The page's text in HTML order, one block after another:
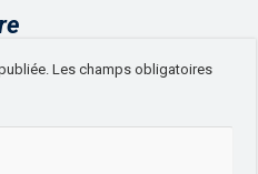
Les champs obligatoires